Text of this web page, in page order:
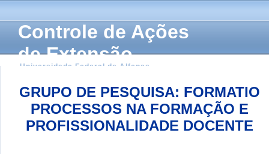
Controle de Ações
de Extensão
Universidade Federal de Alfenas
GRUPO DE PESQUISA: FORMATIO
PROCESSOS NA FORMAÇÃO E
PROFISSIONALIDADE DOCENTE